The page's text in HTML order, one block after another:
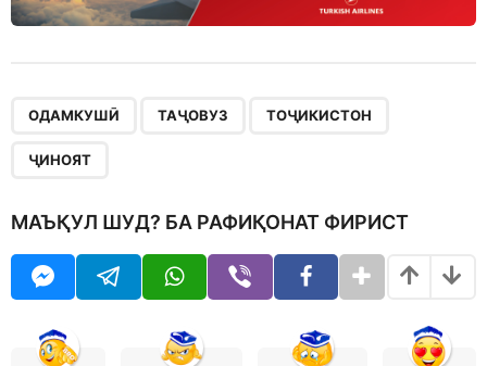
ОДАМКУШӢ ТАҶОВУЗ ТОҶИКИСТОН
ҶИНОЯТ
МАЪҚУЛ ШУД? БА РАФИҚОНАТ ФИРИСТ